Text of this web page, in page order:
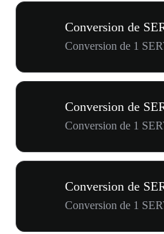
Conversion de
Conversion de 1
Conversion de
Conversion de 1
Conversion de
Conversion de 1